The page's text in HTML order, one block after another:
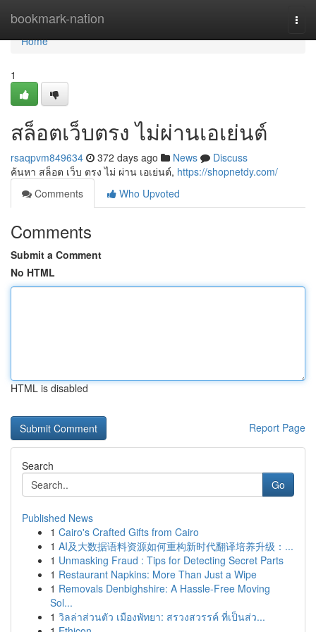
bookmark-nation
Home
Home
1
สล็อตเว็บตรง ไม่ผ่านเอเย่นต์
rsaqpvm849634 372 days ago News
Discuss
ค้นหา สล็อต เว็บ ตรง ไม่ ผ่าน เอเย่นต์, https://shopnetdy.com/
Comments
Who Upvoted
Comments
Submit a Comment
No HTML
HTML is disabled
Report Page
Search
Go
Published News
1 Cairo's Crafted Gifts from Cairo
1 AI及大数据语料资源如何重构新时代翻译培养升级：...
1 Unmasking Fraud : Tips for Detecting Secret Parts
1 Restaurant Napkins: More Than Just a Wipe
1 Removals Denbighshire: A Hassle-Free Moving
Sol...
1 วิลล่าส่วนตัว เมืองพัทยา: สรวงสวรรค์ ที่เป็นส่ว...